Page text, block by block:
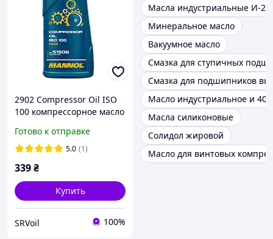
2902 Compressor Oil ISO
100 компрессорное масло
Готово к отправке
5.0 (1)
339₴
Купить
SRVoil 100%
Масла индустриальные И-20
Минеральное масло
Вакуумное масло
Смазка для ступичных
Смазка для подшипников
Масло индустриальное и 40
Масла силиконовые
Солидол жировой
Масло для винтовых